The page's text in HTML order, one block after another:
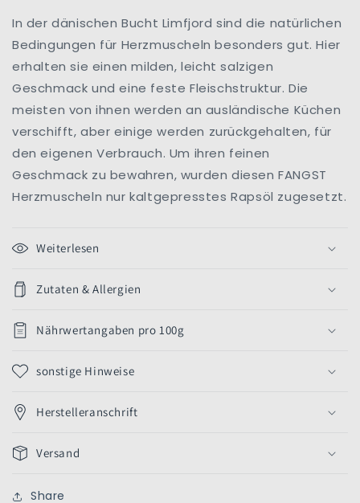
Fangst
København
|
Dänemark
Fangst
|
København
|
Dänemark
In der dänischen Bucht Limfjord sind die natürlichen
Bedingungen für Herzmuscheln besonders gut. Hier
erhalten sie einen milden, leicht salzigen
Geschmack und eine feste Fleischstruktur. Die
meisten von ihnen werden an ausländische Küchen
verschifft, aber einige werden zurückgehalten, für
den eigenen Verbrauch. Um ihren feinen
Geschmack zu bewahren, wurden diesen FANGST
Herzmuscheln nur kaltgepresstes Rapsöl zugesetzt.
Weiterlesen
Zutaten & Allergien
Nährwertangaben pro 100g
sonstige Hinweise
Herstelleranschrift
Versand
Share